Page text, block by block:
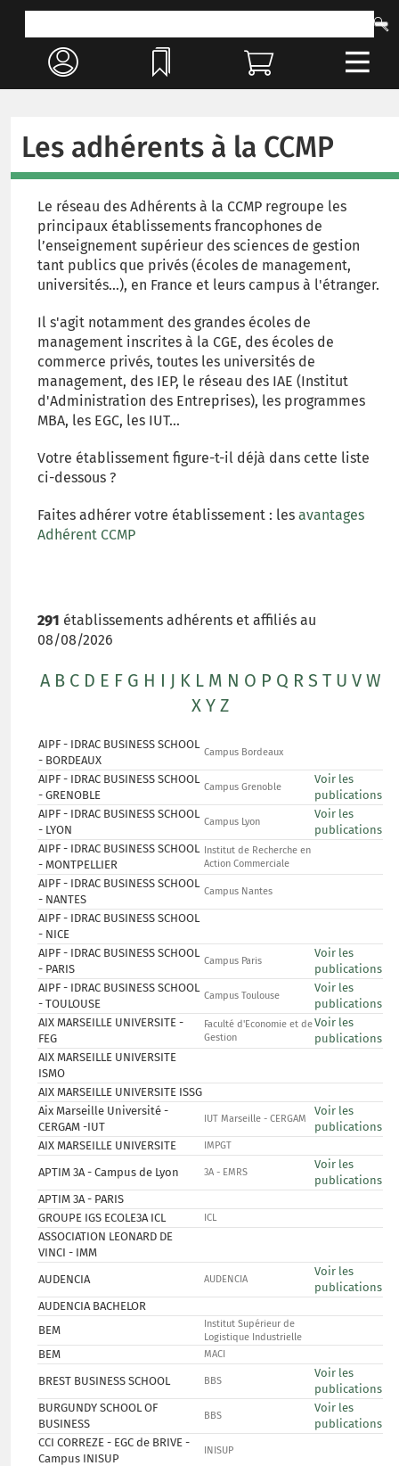
Les adhérents à la CCMP
Le réseau des Adhérents à la CCMP regroupe les
principaux établissements francophones de
l’enseignement supérieur des sciences de gestion
tant publics que privés (écoles de management,
universités…), en France et leurs campus à l'étranger.
Il s'agit notamment des grandes écoles de
management inscrites à la CGE, des écoles de
commerce privés, toutes les universités de
management, des IEP, le réseau des IAE (Institut
d'Administration des Entreprises), les programmes
MBA, les EGC, les IUT...
Votre établissement figure-t-il déjà dans cette liste
ci-dessous ?
Faites adhérer votre établissement : les avantages
Adhérent CCMP
291 établissements adhérents et affiliés au
08/08/2026
A B C D E F G H I J K L M N O P Q R S T U V W
X Y Z
AIPF - IDRAC BUSINESS SCHOOL
- BORDEAUX
Campus Bordeaux
AIPF - IDRAC BUSINESS SCHOOL
- GRENOBLE
Campus Grenoble
Voir les
publications
AIPF - IDRAC BUSINESS SCHOOL
- LYON
Campus Lyon
Voir les
publications
AIPF - IDRAC BUSINESS SCHOOL
- MONTPELLIER
Institut de Recherche en
Action Commerciale
AIPF - IDRAC BUSINESS SCHOOL
- NANTES
Campus Nantes
AIPF - IDRAC BUSINESS SCHOOL
- NICE
AIPF - IDRAC BUSINESS SCHOOL
- PARIS
Campus Paris
Voir les
publications
AIPF - IDRAC BUSINESS SCHOOL
- TOULOUSE
Campus Toulouse
Voir les
publications
AIX MARSEILLE UNIVERSITE -
FEG
Faculté d'Economie et de
Gestion
Voir les
publications
AIX MARSEILLE UNIVERSITE
ISMO
AIX MARSEILLE UNIVERSITE ISSG
Aix Marseille Université -
CERGAM -IUT
IUT Marseille - CERGAM
Voir les
publications
AIX MARSEILLE UNIVERSITE
IMPGT
APTIM 3A - Campus de Lyon 3A - EMRS
Voir les
publications
APTIM 3A - PARIS
GROUPE IGS ECOLE3A ICL
ICL
ASSOCIATION LEONARD DE
VINCI - IMM
AUDENCIA
AUDENCIA
Voir les
publications
AUDENCIA BACHELOR
BEM
Institut Supérieur de
Logistique Industrielle
BEM MACI
BREST BUSINESS SCHOOL BBS
Voir les
publications
BURGUNDY SCHOOL OF
BUSINESS
BBS
Voir les
publications
CCI CORREZE - EGC de BRIVE -
Campus INISUP
INISUP